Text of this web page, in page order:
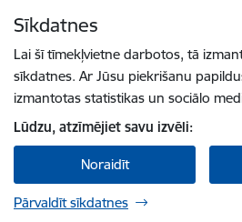
Sīkdatnes
Lai šī tīmekļvietne darbotos, tā
sīkdatnes. Ar Jūsu piekrišanu
izmantotas statistikas un sociālo
Lūdzu, atzīmējiet savu izvēli:
Noraidīt
Pārvaldīt sīkdatnes